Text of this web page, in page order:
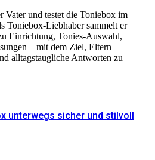
Vater und testet die Toniebox im
Toniebox-Liebhaber sammelt er
Einrichtung, Tonies-Auswahl,
– mit dem Ziel, Eltern
alltagstaugliche Antworten zu
unterwegs sicher und stilvoll